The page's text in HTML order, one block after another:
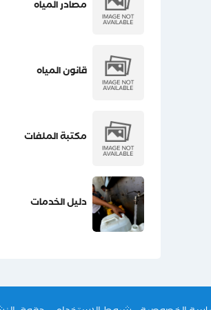
مصادر المياه
قانون المياه
مكتبة الملفات
دليل الخدمات